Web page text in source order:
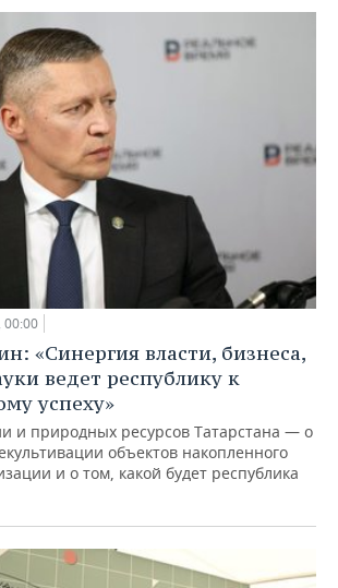
00:00
«Синергия власти, бизнеса,
ведет республику к
успеху»
и природных ресурсов Татарстана — о
объектов накопленного
и о том, какой будет республика